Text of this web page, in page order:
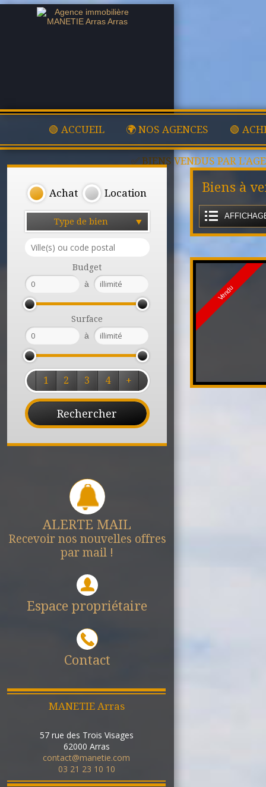
🟢 ACCUEIL 🌍 NOS AGENCES 🟢
✅ BIENS VENDUS PAR
Achat Location
Type de bien
Budget
à
Surface
à
1 2 3 4 +
ALERTE MAIL
Recevoir nos nouvelles offres
par mail !
Espace propriétaire
Contact
MANETIE Arras
57 rue des Trois Visages
62000 Arras
contact@manetie.com
03 21 23 10 10
Biens à
Vendu